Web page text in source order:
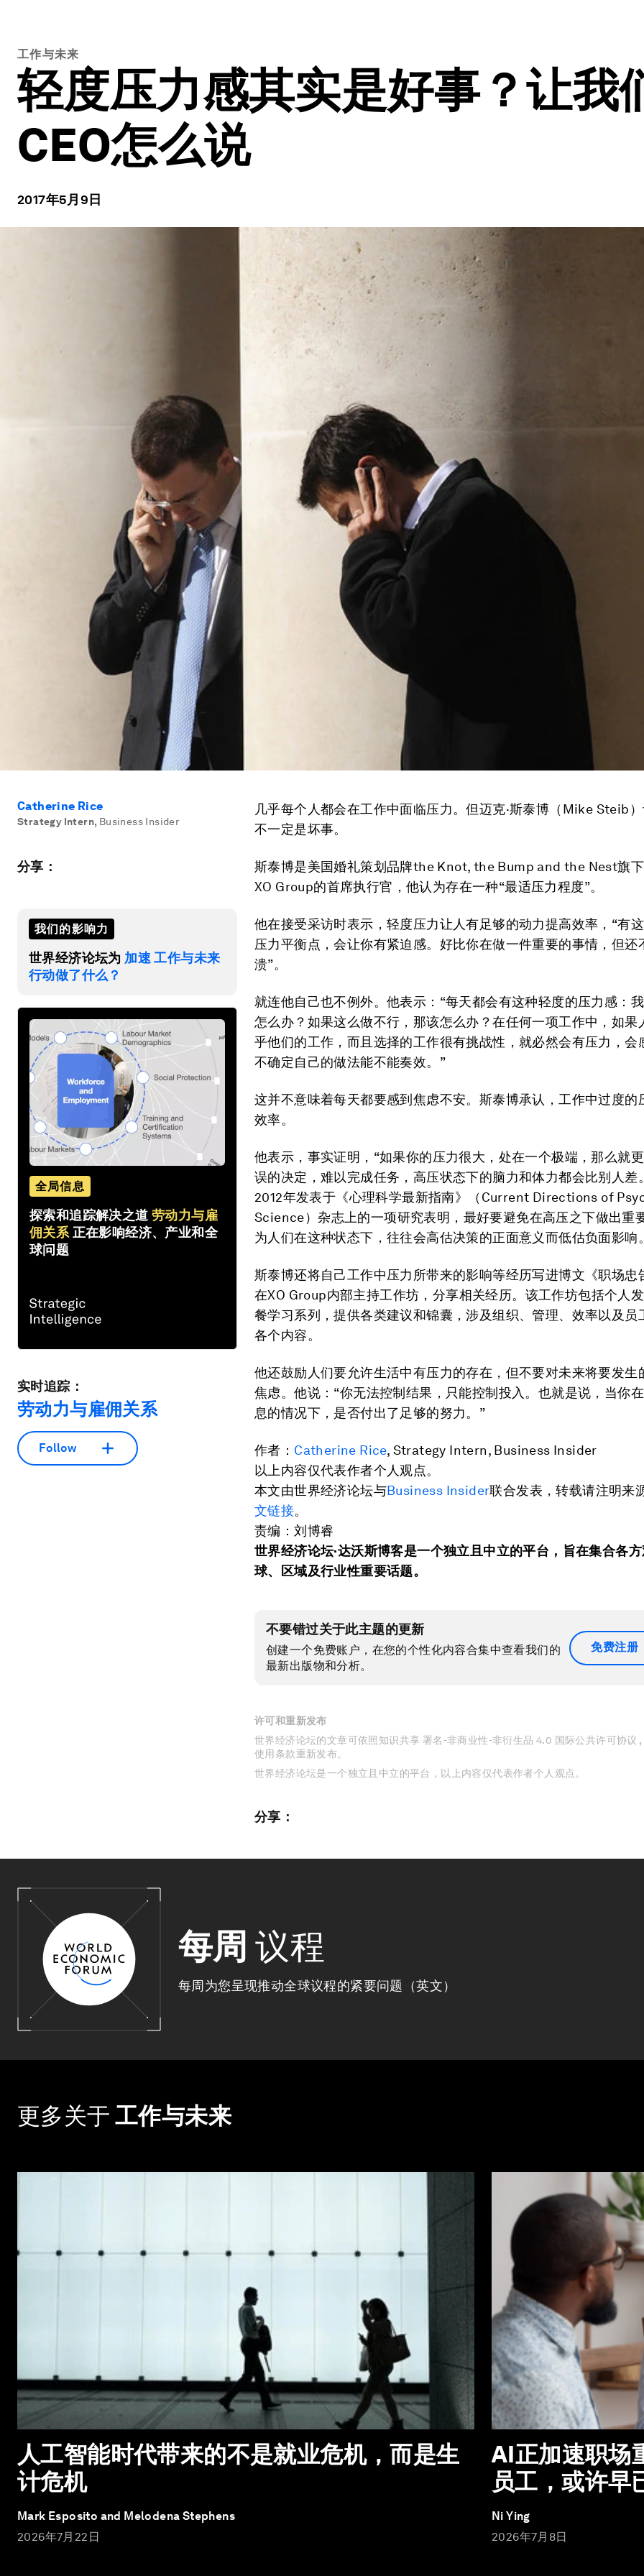
工作与未来
轻度压力感其实是好事？让我
CEO怎么说
2017年5月9日
Catherine Rice
Strategy Intern, Business Insider
分享：
我们的影响力
世界经济论坛为 加速 工作与未来
行动做了什么？
全局信息
探索和追踪解决之道 劳动力与雇
佣关系 正在影响经济、产业和全
球问题
实时追踪：
劳动力与雇佣关系
Follow
几乎每个人都会在工作中面临压力。但迈克·斯泰博（Mike Steib
不一定是坏事。
斯泰博是美国婚礼策划品牌the Knot, the Bump and the Nest旗下
XO Group的首席执行官，他认为存在一种“最适压力程度”。
他在接受采访时表示，轻度压力让人有足够的动力提高效率，“有
压力平衡点，会让你有紧迫感。好比你在做一件重要的事情，但还
溃”。
就连他自己也不例外。他表示：“每天都会有这种轻度的压力感：
怎么办？如果这么做不行，那该怎么办？在任何一项工作中，如果
乎他们的工作，而且选择的工作很有挑战性，就必然会有压力，会
不确定自己的做法能不能奏效。”
这并不意味着每天都要感到焦虑不安。斯泰博承认，工作中过度的
效率。
他表示，事实证明，“如果你的压力很大，处在一个极端，那么就
误的决定，难以完成任务，高压状态下的脑力和体力都会比别人差
2012年发表于《心理科学最新指南》（Current Directions of
Science）杂志上的一项研究表明，最好要避免在高压之下做出重
为人们在这种状态下，往往会高估决策的正面意义而低估负面影响。
斯泰博还将自己工作中压力所带来的影响等经历写进博文《职场忠
在XO Group内部主持工作坊，分享相关经历。该工作坊包括个人
餐学习系列，提供各类建议和锦囊，涉及组织、管理、效率以及员
各个内容。
他还鼓励人们要允许生活中有压力的存在，但不要对未来将要发生
焦虑。他说：“你无法控制结果，只能控制投入。也就是说，当你
息的情况下，是否付出了足够的努力。”
作者： Catherine Rice, Strategy Intern, Business Insider
以上内容仅代表作者个人观点。
本文由世界经济论坛与Business Insider联合发表，转载请注明来
文链接。
责编：刘博睿
世界经济论坛·达沃斯博客是一个独立且中立的平台，旨在集合各
球、区域及行业性重要话题。
不要错过关于此主题的更新
创建一个免费账户，在您的个性化内容合集中查看我们的
最新出版物和分析。
免费注册
许可和重新发布
世界经济论坛的文章可依照知识共享 署名-非商业性-非衍生品 4.0 国际公共许可协议 ,
使用条款重新发布。
世界经济论坛是一个独立且中立的平台，以上内容仅代表作者个人观点。
分享：
每周 议程
每周为您呈现推动全球议程的紧要问题（英文）
更多关于 工作与未来
人工智能时代带来的不是就业危机，而是生
计危机
Mark Esposito and Melodena Stephens
2026年7月22日
AI正加速职场
员工，或许早
Ni Ying
2026年7月8日